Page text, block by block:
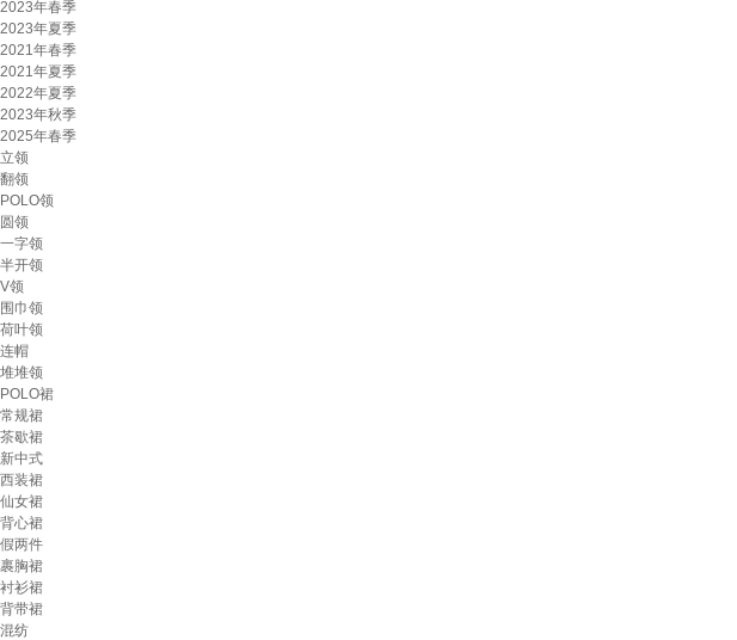
2023年春季
2023年夏季
2021年春季
2021年夏季
2022年夏季
2023年秋季
2025年春季
立领
翻领
POLO领
圆领
一字领
半开领
V领
围巾领
荷叶领
连帽
堆堆领
POLO裙
常规裙
茶歇裙
新中式
西装裙
仙女裙
背心裙
假两件
裹胸裙
衬衫裙
背带裙
混纺